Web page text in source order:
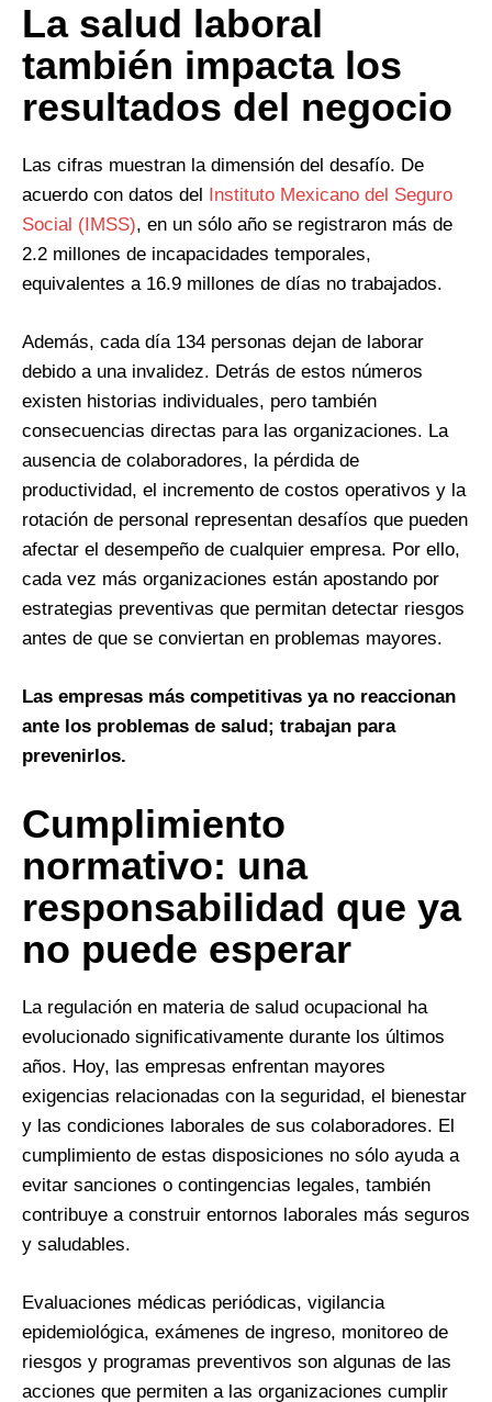
La salud laboral
también impacta los
resultados del negocio
Las cifras muestran la dimensión del desafío. De
acuerdo con datos del
Instituto Mexicano del Seguro
Social (IMSS), en un sólo año se registraron más de
2.2 millones de incapacidades temporales,
equivalentes a 16.9 millones de días no trabajados.
Además, cada día 134 personas dejan de laborar
debido a una invalidez. Detrás de estos números
existen historias individuales, pero también
consecuencias directas para las organizaciones. La
ausencia de colaboradores, la pérdida de
productividad, el incremento de costos operativos y la
rotación de personal representan desafíos que pueden
afectar el desempeño de cualquier empresa. Por ello,
cada vez más organizaciones están apostando por
estrategias preventivas que permitan detectar riesgos
antes de que se conviertan en problemas mayores.
Las empresas más competitivas ya no reaccionan
ante los problemas de salud; trabajan para
prevenirlos.
Cumplimiento
normativo: una
responsabilidad que ya
no puede esperar
La regulación en materia de salud ocupacional ha
evolucionado significativamente durante los últimos
años. Hoy, las empresas enfrentan mayores
exigencias relacionadas con la seguridad, el bienestar
y las condiciones laborales de sus colaboradores. El
cumplimiento de estas disposiciones no sólo ayuda a
evitar sanciones o contingencias legales, también
contribuye a construir entornos laborales más seguros
y saludables.
Evaluaciones médicas periódicas, vigilancia
epidemiológica, exámenes de ingreso, monitoreo de
riesgos y programas preventivos son algunas de las
acciones que permiten a las organizaciones cumplir